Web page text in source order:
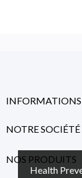
Health
INFORMATIONS
NOTRE SOCIÉTÉ
NOS PRODUITS